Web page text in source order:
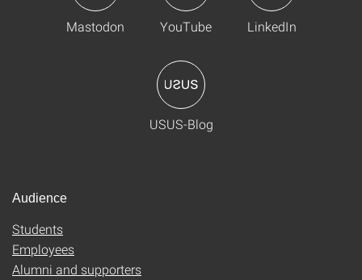
Mastodon YouTube LinkedIn
USUS-Blog
Audience
Students
Employees
Alumni and supporters